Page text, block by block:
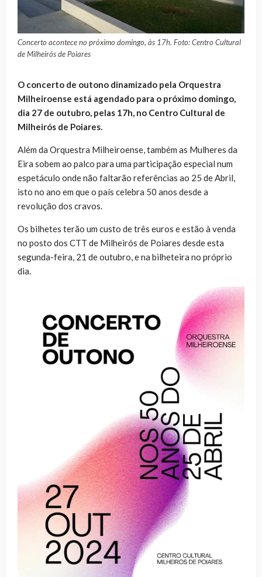
Concerto acontece no próximo domingo, às 17h. Foto: Centro Cultural
de Milheirós de Poiares
O concerto de outono dinamizado pela Orquestra
Milheiroense está agendado para o próximo domingo,
dia 27 de outubro, pelas 17h, no Centro Cultural de
Milheirós de Poiares.
Além da Orquestra Milheiroense, também as Mulheres da
Eira sobem ao palco para uma participação especial num
espetáculo onde não faltarão referências ao 25 de Abril,
isto no ano em que o país celebra 50 anos desde a
revolução dos cravos.
Os bilhetes terão um custo de três euros e estão à venda
no posto dos CTT de Milheirós de Poiares desde esta
segunda-feira, 21 de outubro, e na bilheteira no próprio
dia.